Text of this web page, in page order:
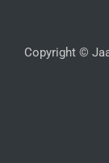
Copyright ©